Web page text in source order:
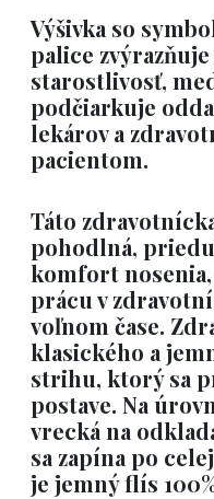
Výšivka so
palice
starostlivosť,
podčiarkuje
lekárov a
pacientom.
Táto
pohodlná,
komfort nosenia,
prácu v
voľnom čase.
klasického a
strihu, ktorý sa
postave. Na
vrecká na
sa zapína po
je jemný flís